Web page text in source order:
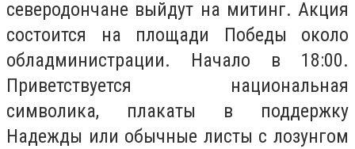
северодончане выйдут на митинг. Акция
состоится на площади Победы около
обладминистрации. Начало в 18:00.
Приветствуется национальная
символика, плакаты в поддержку
Надежды или обычные листы с лозунгом